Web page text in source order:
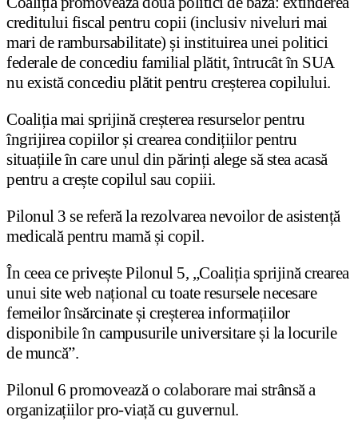
creditului fiscal pentru copii (inclusiv niveluri mai
mari de rambursabilitate) și instituirea unei politici
federale de concediu familial plătit, întrucât în SUA
nu există concediu plătit pentru creșterea copilului.
Coaliția mai sprijină creșterea resurselor pentru
îngrijirea copiilor și crearea condițiilor pentru
situațiile în care unul din părinți alege să stea acasă
pentru a crește copilul sau copiii.
Pilonul 3 se referă la rezolvarea nevoilor de asistență
medicală pentru mamă și copil.
În ceea ce privește Pilonul 5, „Coaliția sprijină crearea
unui site web național cu toate resursele necesare
femeilor însărcinate și creșterea informațiilor
disponibile în campusurile universitare și la locurile
de muncă”.
Pilonul 6 promovează o colaborare mai strânsă a
organizațiilor pro-viață cu guvernul.